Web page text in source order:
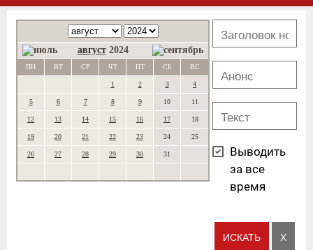
август 2024
ПН ВТ СР ЧТ ПТ СБ ВС
1 2 3 4
5 6 7 8 9 10 11
12 13 14 15 16 17 18
19 20 21 22 23 24 25
26 27 28 29 30 31
Выводить
за все
время